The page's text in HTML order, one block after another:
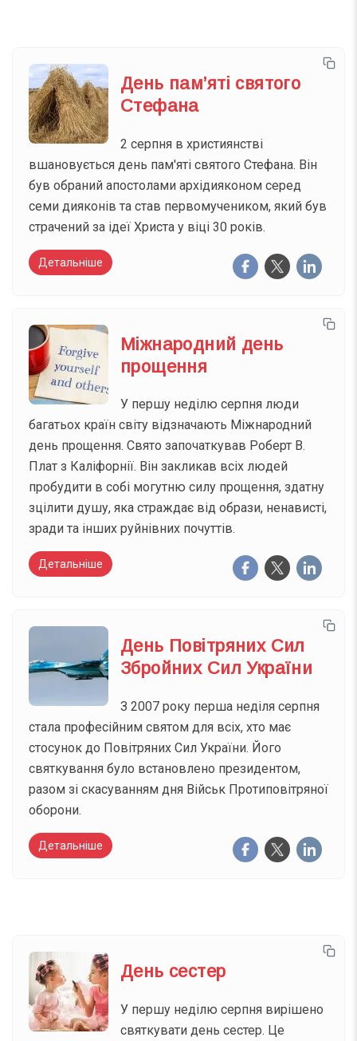
День пам’яті святого
Стефана
2 серпня в християнстві
вшановується день пам'яті святого Стефана. Він
був обраний апостолами архідияконом серед
семи дияконів та став первомучеником, який був
страчений за ідеї Христа у віці 30 років.
Детальніше
Міжнародний день
прощення
У першу неділю серпня люди
багатьох країн світу відзначають Міжнародний
день прощення. Свято започаткував Роберт В.
Плат з Каліфорнії. Він закликав всіх людей
пробудити в собі могутню силу прощення, здатну
зцілити душу, яка страждає від образи, ненависті,
зради та інших руйнівних почуттів.
Детальніше
День Повітряних Сил
Збройних Сил України
З 2007 року перша неділя серпня
стала професійним святом для всіх, хто має
стосунок до Повітряних Сил України. Його
святкування було встановлено президентом,
разом зі скасуванням дня Військ Протиповітряної
оборони.
Детальніше
День сестер
У першу неділю серпня вирішено
святкувати день сестер. Це